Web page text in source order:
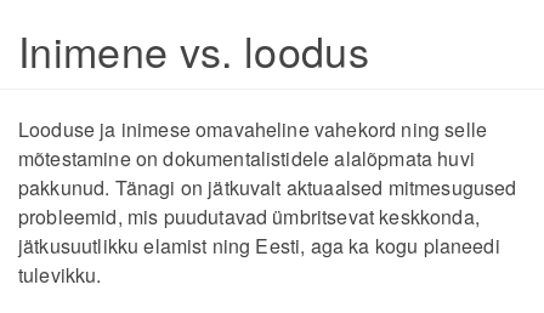
Inimene vs. loodus
Looduse ja inimese omavaheline vahekord ning selle
mõtestamine on dokumentalistidele alalõpmata huvi
pakkunud. Tänagi on jätkuvalt aktuaalsed mitmesugused
probleemid, mis puudutavad ümbritsevat keskkonda,
jätkusuutlikku elamist ning Eesti, aga ka kogu planeedi
tulevikku.